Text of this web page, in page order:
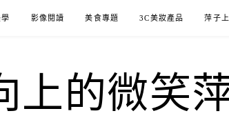
影像閱讀 美食專題 3C美妝產品 萍子
上的微笑